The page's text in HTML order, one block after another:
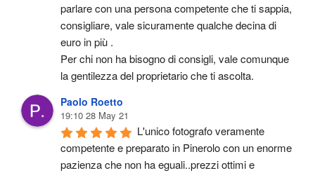
parlare con una persona competente che ti sappia,
consigliare, vale sicuramente qualche decina di
euro in più .
Per chi non ha bisogno di consigli, vale comunque
la gentilezza del proprietario che ti ascolta.
Paolo Roetto
19:10 28 May 21
L'unico fotografo veramente
competente e preparato in Pinerolo con un enorme
pazienza che non ha eguali..prezzi ottimi e